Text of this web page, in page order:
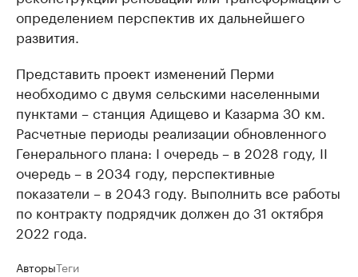
определением перспектив их дальнейшего
развития.
Представить проект изменений Перми
необходимо с двумя сельскими населенными
пунктами – станция Адищево и Казарма 30 км.
Расчетные периоды реализации обновленного
Генерального плана: I очередь – в 2028 году, II
очередь – в 2034 году, перспективные
показатели – в 2043 году. Выполнить все работы
по контракту подрядчик должен до 31 октября
2022 года.
АвторыТеги